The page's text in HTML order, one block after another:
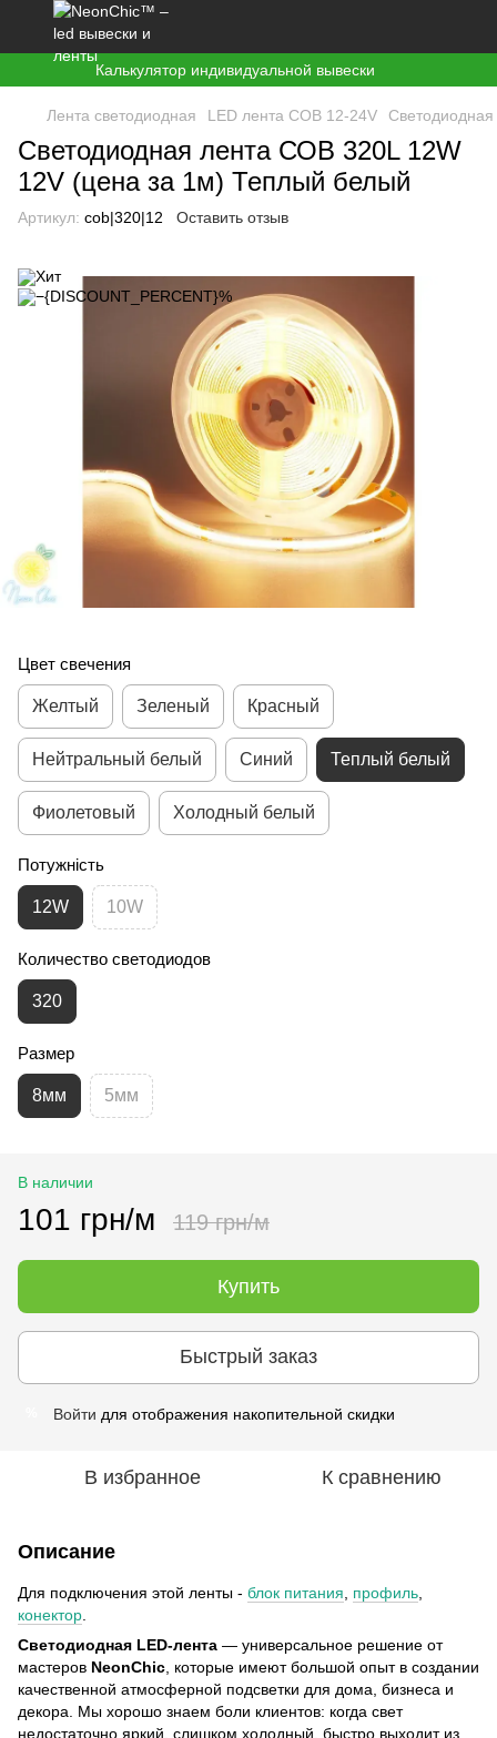
Калькулятор индивидуальной вывески
Лента светодиодная LED лента COB 12-24V
Светодиодная лента СОВ 320L 12W
12V (цена за 1м) Теплый белый
Артикул: cob|320|12 Оставить отзыв
Цвет свечения
Желтый Зеленый Красный
Нейтральный белый Синий Теплый белый
Фиолетовый Холодный белый
Потужність
12W 10W
Количество светодиодов
320
Размер
8мм 5мм
В наличии
101 грн/м 119 грн/м
Купить
Быстрый заказ
Войти для отображения накопительной скидки
В избранное К сравнению
Описание
Для подключения этой ленты - блок питания профиль
конектор
Светодиодная LED-лента — универсальное решение от
мастеров NeonChic , которые имеют большой опыт в создании
качественной атмосферной подсветки для дома, бизнеса и
декора. Мы хорошо знаем боли клиентов: когда свет
недостаточно яркий, слишком холодный, быстро выходит из